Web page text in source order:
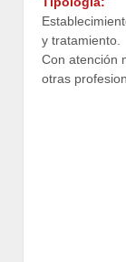
y tratamiento.
Con atención
otras